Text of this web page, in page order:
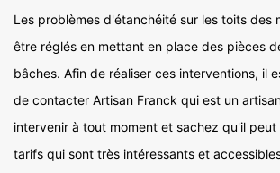
Les problèmes d'étanchéité sur les toits des
être réglés en mettant en place des pièces
bâches. Afin de réaliser ces interventions, il
de contacter Artisan Franck qui est un
intervenir à tout moment et sachez qu'il
tarifs qui sont très intéressants et